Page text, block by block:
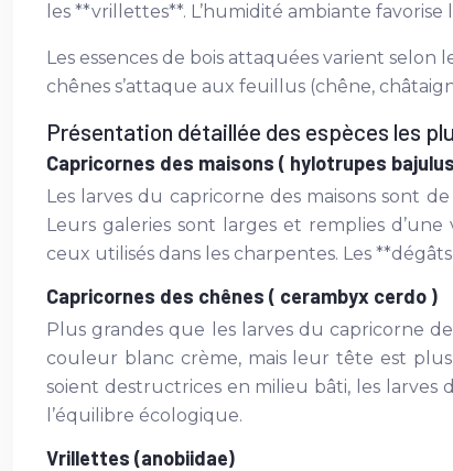
les **vrillettes**. L’humidité ambiante
Les essences de bois attaquées varient selon
chênes s’attaque aux feuillus (chêne,
Présentation détaillée des espèces les
Capricornes des maisons ( hylotrupes
Les larves du capricorne des maisons sont
Leurs galeries sont larges et remplies
ceux utilisés dans les charpentes. Les
Capricornes des chênes ( cerambyx cerdo )
Plus grandes que les larves du capricorne
couleur blanc crème, mais leur tête est plus
soient destructrices en milieu bâti, les
l’équilibre écologique.
Vrillettes (anobiidae)